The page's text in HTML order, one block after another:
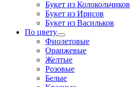
Букет из Колокольчиков
Букет из Ирисов
Букет из Васильков
По цвету
Фиолетовые
Оранжевые
Желтые
Розовые
Белые